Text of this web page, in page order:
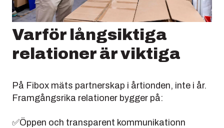
Varför långsiktiga
relationer är viktiga
På Fibox mäts partnerskap i årtionden, inte i år.
Framgångsrika relationer bygger på:
✅Öppen och transparent kommunikationn